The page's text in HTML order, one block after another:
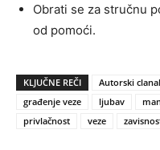
Obrati se za stručnu
od pomoći.
KLJUČNE REČI Autorski
građenje veze
ljubav
privlačnost
veze